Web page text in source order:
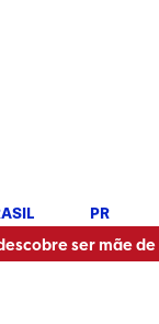
PR
de filha que